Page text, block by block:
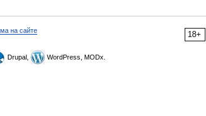
18+
на сайте
Drupal, WordPress, MODx.